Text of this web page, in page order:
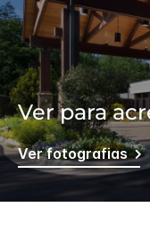
Ver para
Ver fotografias